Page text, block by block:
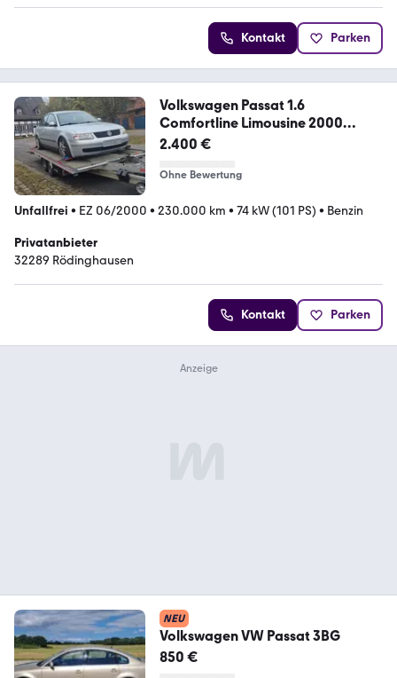
Kontakt Parken
Volkswagen Passat 1.6
Comfortline Limousine 2000
fahrbereit
2.400 €
Ohne Bewertung
Unfallfrei • EZ 06/2000 • 230.000 km • 74 kW (101 PS) • Benzin
Privatanbieter
32289 Rödinghausen
Kontakt Parken
NEU
Volkswagen VW Passat 3BG
850 €